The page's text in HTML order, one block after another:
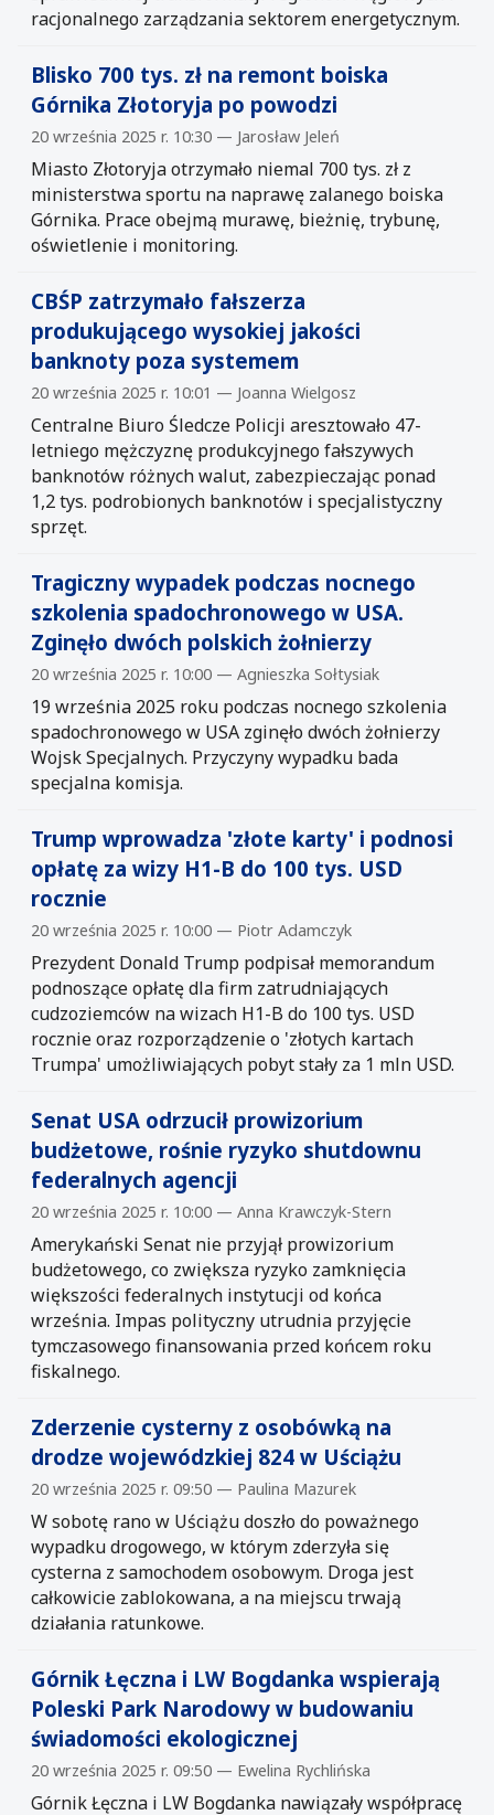
racjonalnego zarządzania sektorem energetycznym.
Blisko 700 tys. zł na remont boiska
Górnika Złotoryja po powodzi
20 września 2025 r. 10:30 — Jarosław Jeleń
Miasto Złotoryja otrzymało niemal 700 tys. zł z
ministerstwa sportu na naprawę zalanego boiska
Górnika. Prace obejmą murawę, bieżnię, trybunę,
oświetlenie i monitoring.
CBŚP zatrzymało fałszerza
produkującego wysokiej jakości
banknoty poza systemem
20 września 2025 r. 10:01 — Joanna Wielgosz
Centralne Biuro Śledcze Policji aresztowało 47-
letniego mężczyznę produkcyjnego fałszywych
banknotów różnych walut, zabezpieczając ponad
1,2 tys. podrobionych banknotów i specjalistyczny
sprzęt.
Tragiczny wypadek podczas nocnego
szkolenia spadochronowego w USA.
Zginęło dwóch polskich żołnierzy
20 września 2025 r. 10:00 — Agnieszka Sołtysiak
19 września 2025 roku podczas nocnego szkolenia
spadochronowego w USA zginęło dwóch żołnierzy
Wojsk Specjalnych. Przyczyny wypadku bada
specjalna komisja.
Trump wprowadza 'złote karty' i podnosi
opłatę za wizy H1-B do 100 tys. USD
rocznie
20 września 2025 r. 10:00 — Piotr Adamczyk
Prezydent Donald Trump podpisał memorandum
podnoszące opłatę dla firm zatrudniających
cudzoziemców na wizach H1-B do 100 tys. USD
rocznie oraz rozporządzenie o 'złotych kartach
Trumpa' umożliwiających pobyt stały za 1 mln USD.
Senat USA odrzucił prowizorium
budżetowe, rośnie ryzyko shutdownu
federalnych agencji
20 września 2025 r. 10:00 — Anna Krawczyk-Stern
Amerykański Senat nie przyjął prowizorium
budżetowego, co zwiększa ryzyko zamknięcia
większości federalnych instytucji od końca
września. Impas polityczny utrudnia przyjęcie
tymczasowego finansowania przed końcem roku
fiskalnego.
Zderzenie cysterny z osobówką na
drodze wojewódzkiej 824 w Uściążu
20 września 2025 r. 09:50 — Paulina Mazurek
W sobotę rano w Uściążu doszło do poważnego
wypadku drogowego, w którym zderzyła się
cysterna z samochodem osobowym. Droga jest
całkowicie zablokowana, a na miejscu trwają
działania ratunkowe.
Górnik Łęczna i LW Bogdanka wspierają
Poleski Park Narodowy w budowaniu
świadomości ekologicznej
20 września 2025 r. 09:50 — Ewelina Rychlińska
Górnik Łęczna i LW Bogdanka nawiązały współpracę